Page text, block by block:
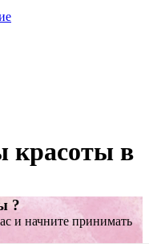
красоты в
?
и начните принимать